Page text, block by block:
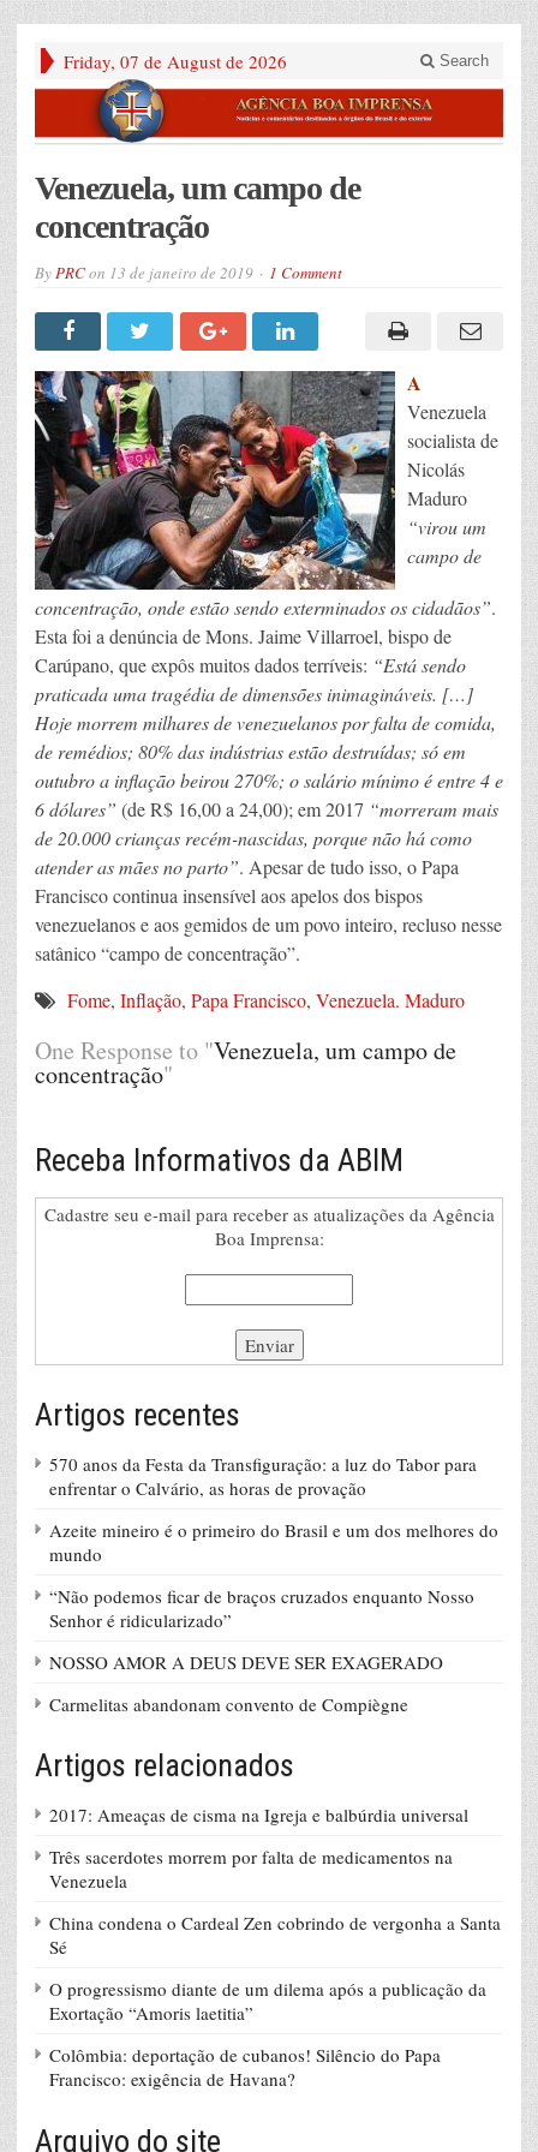
Friday, 07 de August de 2026 Search
Venezuela, um campo de
concentração
ByPRCon 13 de janeiro de 2019 1 Comment
A
Venezuela
socialista de
Nicolás
Maduro
“virou um
campo de
concentração, onde estão sendo exterminados os cidadãos”.
Esta foi a denúncia de Mons. Jaime Villarroel, bispo de
Carúpano, que expôs muitos dados terríveis: “Está sendo
praticada uma tragédia de dimensões inimagináveis. […]
Hoje morrem milhares de venezuelanos por falta de comida,
de remédios; 80% das indústrias estão destruídas; só em
outubro a inflação beirou 270%; o salário mínimo é entre 4 e
6 dólares” (de R$ 16,00 a 24,00); em 2017 “morreram mais
de 20.000 crianças recém-nascidas, porque não há como
atender as mães no parto”. Apesar de tudo isso, o Papa
Francisco continua insensível aos apelos dos bispos
venezuelanos e aos gemidos de um povo inteiro, recluso nesse
satânico “campo de concentração”.
Fome, Inflação, Papa Francisco, Venezuela. Maduro
One Response to "Venezuela, um campo de
concentração"
Receba Informativos da ABIM
Cadastre seu e-mail para receber as atualizações da Agência
Boa Imprensa:
Artigos recentes
570 anos da Festa da Transfiguração: a luz do Tabor para
enfrentar o Calvário, as horas de provação
Azeite mineiro é o primeiro do Brasil e um dos melhores do
mundo
“Não podemos ficar de braços cruzados enquanto Nosso
Senhor é ridicularizado”
NOSSO AMOR A DEUS DEVE SER EXAGERADO
Carmelitas abandonam convento de Compiègne
Artigos relacionados
2017: Ameaças de cisma na Igreja e balbúrdia universal
Três sacerdotes morrem por falta de medicamentos na
Venezuela
China condena o Cardeal Zen cobrindo de vergonha a Santa
Sé
O progressismo diante de um dilema após a publicação da
Exortação “Amoris laetitia”
Colômbia: deportação de cubanos! Silêncio do Papa
Francisco: exigência de Havana?
Arquivo do site